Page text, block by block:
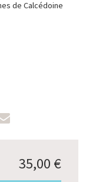
de Calcédoine
35,00 €